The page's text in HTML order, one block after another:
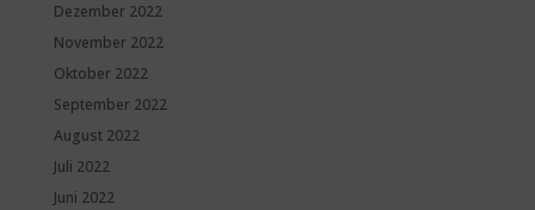
Dezember 2022
November 2022
Oktober 2022
September 2022
August 2022
Juli 2022
Juni 2022